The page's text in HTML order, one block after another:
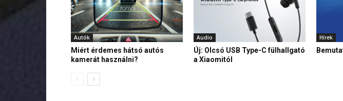
Autók
Miért érdemes hátsó autós
kamerát használni?
Audio
Új: Olcsó USB Type-C fülhallgató
a Xiaomitól
Hírek